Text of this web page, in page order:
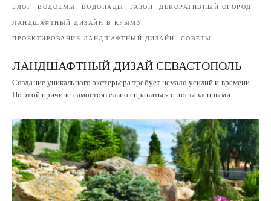
БЛОГ ВОДОЕМЫ ВОДОПАДЫ ГАЗОН ДЕКОРАТИВНЫЙ ОГОРОД
ЛАНДШАФТНЫЙ ДИЗАЙН В КРЫМУ
ПРОЕКТИРОВАНИЕ ЛАНДШАФТНЫЙ ДИЗАЙН СОВЕТЫ
ЛАНДШАФТНЫЙ ДИЗАЙ СЕВАСТОПОЛЬ
Создание уникального экстерьера требует немало усилий и времени.
По этой причине самостоятельно справиться с поставленными…